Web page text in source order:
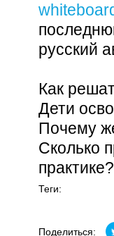
русский
Как
Дети
Почему
Сколько
практике?
Теги:
Поделиться: